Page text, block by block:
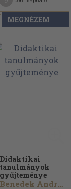
MEGNÉZEM
Didaktikai
tanulmányok
gyűjteménye
Benedek András...